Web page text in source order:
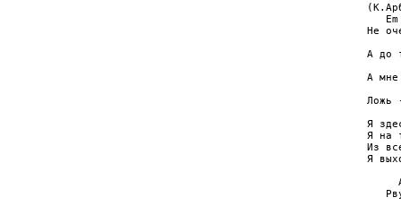
Em
Не
А до
А
Ложь
Я
Я на
Из
Я